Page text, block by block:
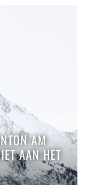
AM
AAN HET